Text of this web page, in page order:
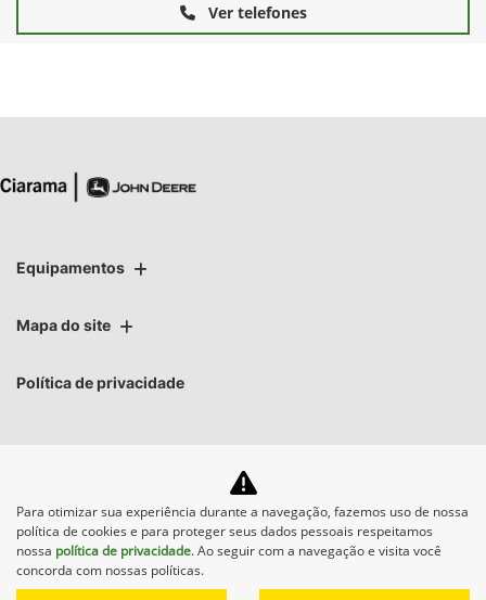
Ver telefones
Equipamentos
Mapa do site
Política de privacidade
No trânsito, enxergar o
outro salva vidas.
Para otimizar sua experiência durante a navegação, fazemos uso de nossa
política de cookies e para proteger seus dados pessoais respeitamos
nossa política de privacidade. Ao seguir com a navegação e visita você
concorda com nossas políticas.